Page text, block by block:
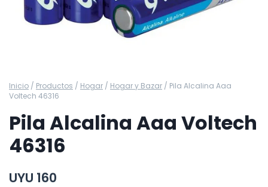
Inicio / Productos / Hogar / Hogar y Bazar / Pila Alcalina Aaa
Voltech 46316
Pila Alcalina Aaa Voltech
46316
UYU 160